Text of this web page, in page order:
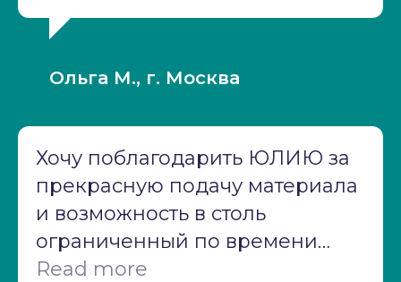
источников. Спасибо.
Ольга М., г. Москва
Хочу поблагодарить ЮЛИЮ за
прекрасную подачу материала
и возможность в столь
ограниченный по времени
срок получить столь обширные
Read more